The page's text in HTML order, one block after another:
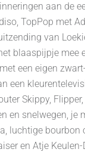
aan de
TopPop met
van
blaaspijpje
een eigen
een
Skippy,
en snelwegen, je
luchtige bourbon
en Atje